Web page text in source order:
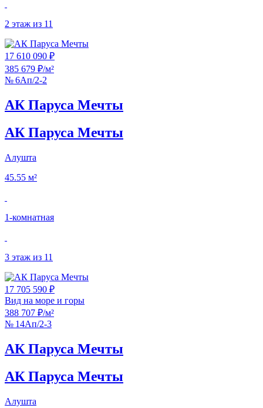
2 этаж из 11
17 610 090 ₽
385 679 ₽/м²
№ 6Ап/2-2
АК Паруса Мечты
АК Паруса Мечты
Алушта
45.55 м²
1‑комнатная
3 этаж из 11
17 705 590 ₽
Вид на море и горы
388 707 ₽/м²
№ 14Ап/2-3
АК Паруса Мечты
АК Паруса Мечты
Алушта